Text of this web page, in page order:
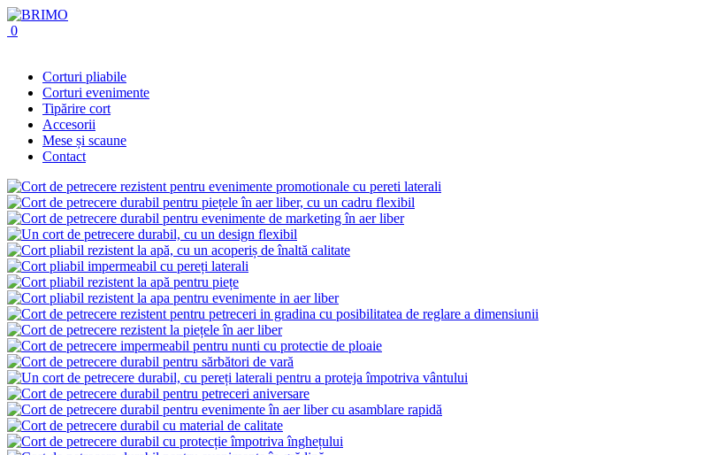
0
Corturi pliabile
Corturi evenimente
Tipărire cort
Accesorii
Mese și scaune
Contact